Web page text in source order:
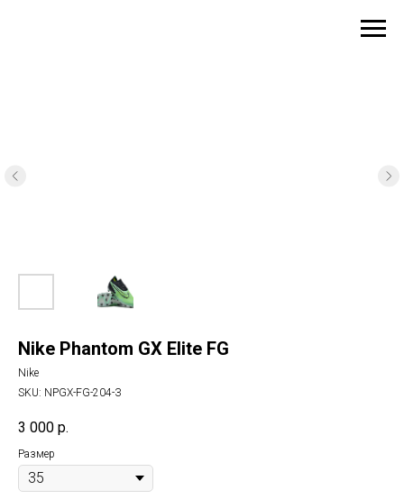
Nike Phantom GX Elite FG
Nike
SKU: NPGX-FG-204-З
3 000 р.
Размер